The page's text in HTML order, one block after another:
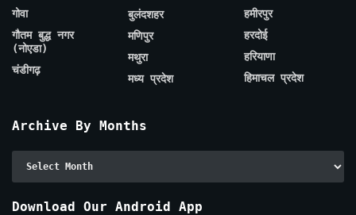
गोवा
गौतम बुद्ध नगर
(नोएडा)
चंडीगढ़
बुलंदशहर
मणिपुर
मथुरा
मध्य प्रदेश
हमीरपुर
हरदोई
हरियाणा
हिमाचल प्रदेश
Archive By Months
Download Our Android App